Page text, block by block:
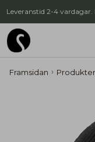
Leveranstid 2-4
Framsidan Produkter